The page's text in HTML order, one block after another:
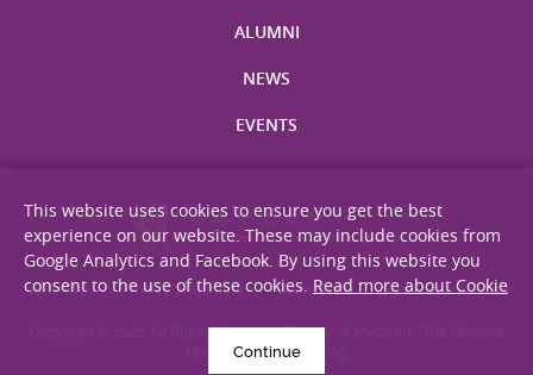
ALUMNI
NEWS
EVENTS
Site Map Privacy Statement Disclaimer Web Accessibility
Copyright © 2026. All Rights Reserved. Faculty of Medicine, The Chinese
University of Hong Kong.
This website uses cookies to ensure you get the best
experience on our website. These may include cookies from
Google Analytics and Facebook. By using this website you
consent to the use of these cookies. Read more about Cookie
Continue